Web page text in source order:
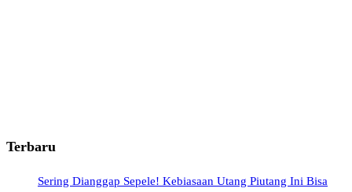
Terbaru
Sering Dianggap Sepele! Kebiasaan Utang Piutang Ini Bisa